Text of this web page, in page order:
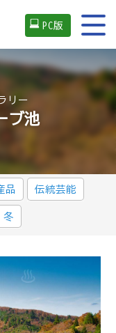
PC版
リー
ブ池
品 伝統芸能
冬